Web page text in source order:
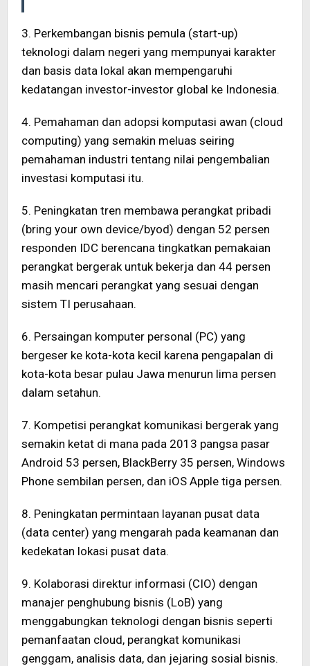
3. Perkembangan bisnis pemula (start-up)
teknologi dalam negeri yang mempunyai karakter
dan basis data lokal akan mempengaruhi
kedatangan investor-investor global ke Indonesia.
4. Pemahaman dan adopsi komputasi awan (cloud
computing) yang semakin meluas seiring
pemahaman industri tentang nilai pengembalian
investasi komputasi itu.
5. Peningkatan tren membawa perangkat pribadi
(bring your own device/byod) dengan 52 persen
responden IDC berencana tingkatkan pemakaian
perangkat bergerak untuk bekerja dan 44 persen
masih mencari perangkat yang sesuai dengan
sistem TI perusahaan.
6. Persaingan komputer personal (PC) yang
bergeser ke kota-kota kecil karena pengapalan di
kota-kota besar pulau Jawa menurun lima persen
dalam setahun.
7. Kompetisi perangkat komunikasi bergerak yang
semakin ketat di mana pada 2013 pangsa pasar
Android 53 persen, BlackBerry 35 persen, Windows
Phone sembilan persen, dan iOS Apple tiga persen.
8. Peningkatan permintaan layanan pusat data
(data center) yang mengarah pada keamanan dan
kedekatan lokasi pusat data.
9. Kolaborasi direktur informasi (CIO) dengan
manajer penghubung bisnis (LoB) yang
menggabungkan teknologi dengan bisnis seperti
pemanfaatan cloud, perangkat komunikasi
genggam, analisis data, dan jejaring sosial bisnis.